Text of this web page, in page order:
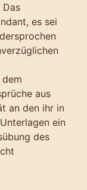
Das
es sei
aus
an den ihr in
ein
des